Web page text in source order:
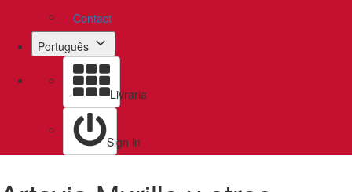
Contact
Português
Livraria
Sign in